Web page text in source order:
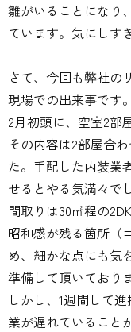
雛がいることになり
ています。気にしす
さて、今回も弊社の
現場での出来事です。
2月初頭に、空室2部
その内容は2部屋合
た。手配した内装業
せるとやる気満々で
間取りは30㎡程の
昭和感が残る箇所（
め、細かな点にも気
準備して頂いており
しかし、1週間して
業が遅れていること